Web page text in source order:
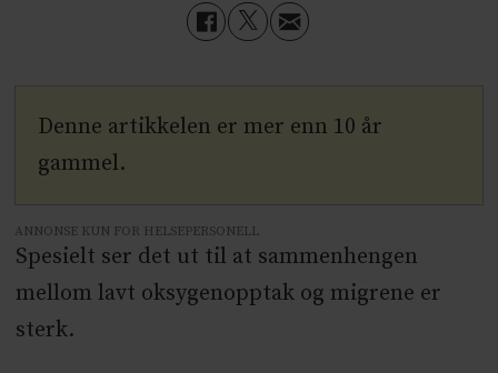
Denne artikkelen er mer enn 10 år
gammel.
ANNONSE KUN FOR HELSEPERSONELL
Spesielt ser det ut til at sammenhengen
mellom lavt oksygenopptak og migrene er
sterk.